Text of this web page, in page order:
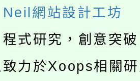
場!
1時於龍潭區
動。
桃局內行報名
。27日，桃園電
Neil網站設計工坊
程式研究，創意突
力於Xoops相關